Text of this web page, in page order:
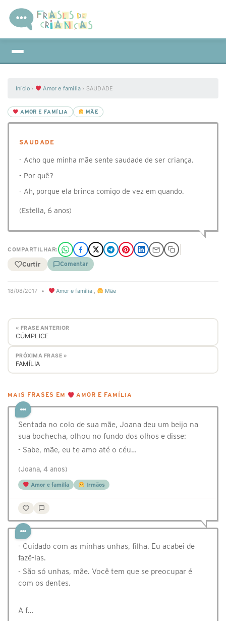
Início › Amor e família › SAUDADE
AMOR E FAMÍLIA MÃE
SAUDADE
- Acho que minha mãe sente saudade de ser criança.
- Por quê?
- Ah, porque ela brinca comigo de vez em quando.
(Estella, 6 anos)
COMPARTILHAR:
Curtir Comentar
18/08/2017 • Amor e família , Mãe
« FRASE ANTERIOR
CÚMPLICE
PRÓXIMA FRASE »
FAMÍLIA
MAIS FRASES EM AMOR E FAMÍLIA
Sentada no colo de sua mãe, Joana deu um beijo na
sua bochecha, olhou no fundo dos olhos e disse:
- Sabe, mãe, eu te amo até o céu…
(Joana, 4 anos)
Amor e família Irmãos
- Cuidado com as minhas unhas, filha. Eu acabei de
fazê-las.
- São só unhas, mãe. Você tem que se preocupar é
com os dentes.
A f…